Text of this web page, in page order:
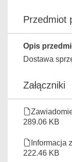
Przedmiot
Opis
Dostawa
Załączniki
289.06 KB
Informacja
222.46 KB